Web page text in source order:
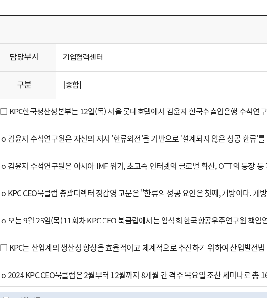
담당부서 기업협력센터
구분 |종합|
□ KPC한국생산성본부는 12일(목) 서울 롯데호텔에서 김윤지 한국수출입은행 수석연
o 김윤지 수석연구원은 자신의 저서 '한류외전'을 기반으로 '설계되지 않은 성공 한류'
o 김윤지 수석연구원은 아시아 IMF 위기, 초고속 인터넷의 글로벌 확산, OTT의 등장
o KPC CEO북클럽 총괄디렉터 정갑영 고문은 "한류의 성공 요인은 첫째, 개방이다.
o 오는 9월 26일(목) 11회차 KPC CEO 북클럽에서는 임석희 한국항공우주연구원 책임
□ KPC는 산업계의 생산성 향상을 효율적이고 체계적으로 추진하기 위하여 산업발전
o 2024 KPC CEO북클럽은 2월부터 12월까지 8개월 간 격주 목요일 조찬 세미나로 총